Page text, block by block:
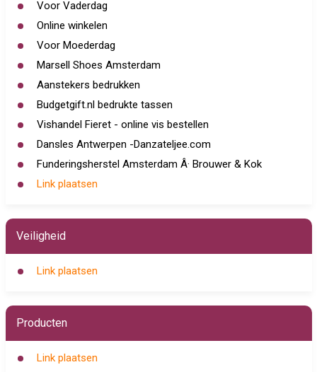
Voor Vaderdag
Online winkelen
Voor Moederdag
Marsell Shoes Amsterdam
Aanstekers bedrukken
Budgetgift.nl bedrukte tassen
Vishandel Fieret - online vis bestellen
Dansles Antwerpen -Danzateljee.com
Funderingsherstel Amsterdam Â· Brouwer & Kok
Link plaatsen
Veiligheid
Link plaatsen
Producten
Link plaatsen